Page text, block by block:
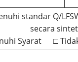
standar Q/
secara
Syarat □